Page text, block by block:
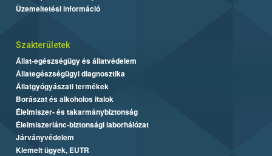
Üzemeltetési információ
Szakterületek
Állat-egészségügy és állatvédelem
Állategészségügyi diagnosztika
Állatgyógyászati termékek
Borászat és alkoholos italok
Élelmiszer- és takarmánybiztonság
Élelmiszerlánc-biztonsági laborhálózat
Járványvédelem
Kiemelt ügyek, EUTR